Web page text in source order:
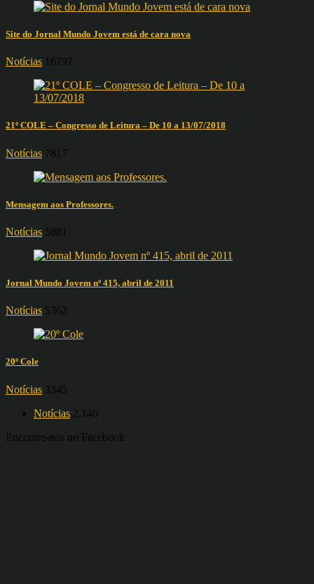
Site do Jornal Mundo Jovem está de cara nova
Notícias 16797
21º COLE – Congresso de Leitura – De 10 a 13/07/2018
Notícias 7817
Mensagem aos Professores.
Notícias 5881
Jornal Mundo Jovem nº 415, abril de 2011
Notícias 5362
20º Cole
Notícias 3345
Notícias 2.146
Encontre-nos no Facebook